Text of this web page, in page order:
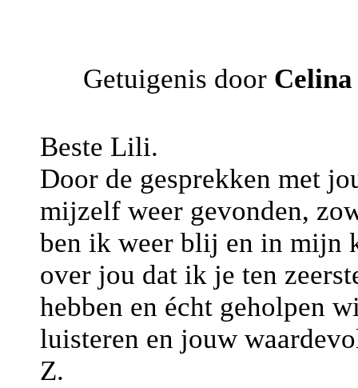
Getuigenis door Celina
Beste Lili.
Door de gesprekken met
mijzelf weer gevonden,
ben ik weer blij en in mijn
over jou dat ik je ten
hebben en écht geholpen
luisteren en jouw
Z.